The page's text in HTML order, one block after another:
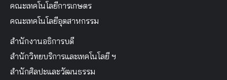
คณะเทคโนโลยีการเกษตร
คณะเทคโนโลยีอุตสาหกรรม
สำนักงานอธิการบดี
สำนักวิทยบริการและเทคโนโลยี ฯ
สำนักศิลปะและวัฒนธรรม